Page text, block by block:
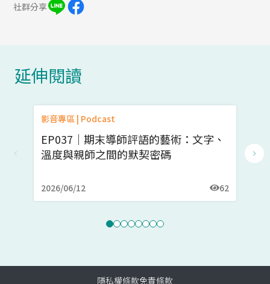
社群分享
延伸閱讀
影音專區 | Podcast
EP037｜期末導師評語的藝術：文字、
溫度與親師之間的默契密碼
2026/06/12 62
隱私權條款免責條款